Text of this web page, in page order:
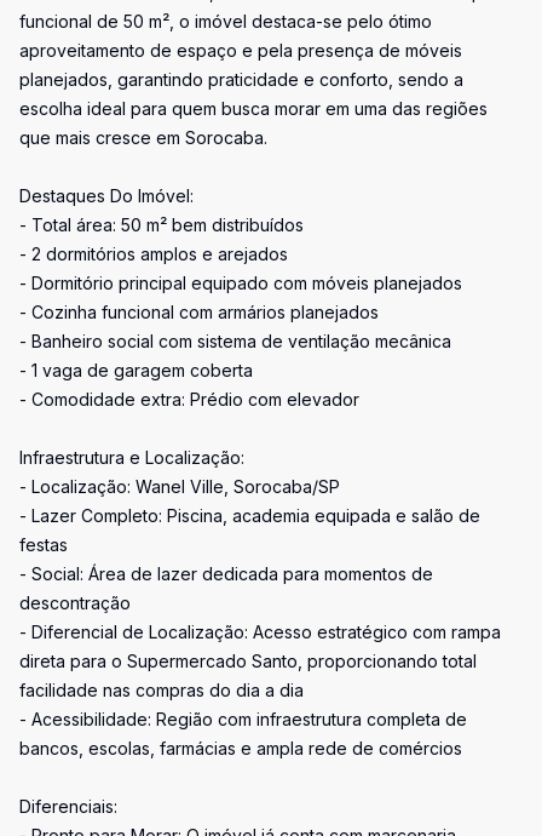
funcional de 50 m², o imóvel destaca-se pelo ótimo
aproveitamento de espaço e pela presença de móveis
planejados, garantindo praticidade e conforto, sendo a
escolha ideal para quem busca morar em uma das regiões
que mais cresce em Sorocaba.
Destaques Do Imóvel:
- Total área: 50 m² bem distribuídos
- 2 dormitórios amplos e arejados
- Dormitório principal equipado com móveis planejados
- Cozinha funcional com armários planejados
- Banheiro social com sistema de ventilação mecânica
- 1 vaga de garagem coberta
- Comodidade extra: Prédio com elevador
Infraestrutura e Localização:
- Localização: Wanel Ville, Sorocaba/SP
- Lazer Completo: Piscina, academia equipada e salão de
festas
- Social: Área de lazer dedicada para momentos de
descontração
- Diferencial de Localização: Acesso estratégico com rampa
direta para o Supermercado Santo, proporcionando total
facilidade nas compras do dia a dia
- Acessibilidade: Região com infraestrutura completa de
bancos, escolas, farmácias e ampla rede de comércios
Diferenciais: